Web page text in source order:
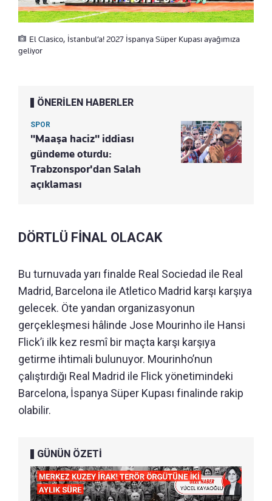
El Clasico, İstanbul’a! 2027 İspanya Süper Kupası ayağımıza
geliyor
ÖNERİLEN HABERLER
SPOR
"Maaşa haciz" iddiası
gündeme oturdu:
Trabzonspor'dan Salah
açıklaması
DÖRTLÜ FİNAL OLACAK
Bu turnuvada yarı finalde Real Sociedad ile Real
Madrid, Barcelona ile Atletico Madrid karşı karşıya
gelecek. Öte yandan organizasyonun
gerçekleşmesi hâlinde Jose Mourinho ile Hansi
Flick’i ilk kez resmî bir maçta karşı karşıya
getirme ihtimali bulunuyor. Mourinho’nun
çalıştırdığı Real Madrid ile Flick yönetimindeki
Barcelona, İspanya Süper Kupası finalinde rakip
olabilir.
GÜNÜN ÖZETİ